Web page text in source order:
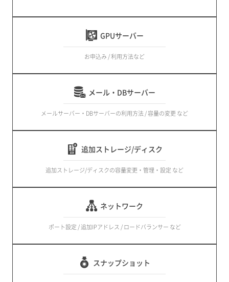
GPUサーバー
お申込み / 利用方法など
メール・DBサーバー
メールサーバー・DBサーバーの利用方法 / 容量の変更 など
追加ストレージ/ディスク
追加ストレージ/ディスクの容量変更・管理・設定 など
ネットワーク
ポート設定 / 追加IPアドレス / ロードバランサー など
スナップショット